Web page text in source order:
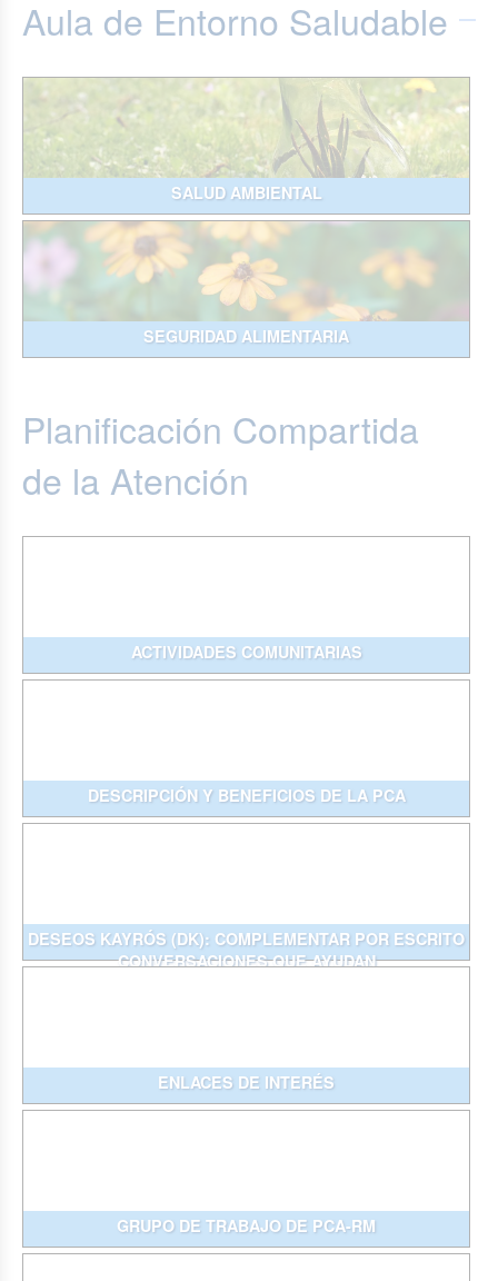
Aula de Entorno Saludable
SALUD AMBIENTAL
SEGURIDAD ALIMENTARIA
Planificación Compartida
de la Atención
ACTIVIDADES COMUNITARIAS
DESCRIPCIÓN Y BENEFICIOS DE LA PCA
DESEOS KAYRÓS (DK): COMPLEMENTAR POR ESCRITO
CONVERSACIONES QUE AYUDAN
ENLACES DE INTERÉS
GRUPO DE TRABAJO DE PCA-RM